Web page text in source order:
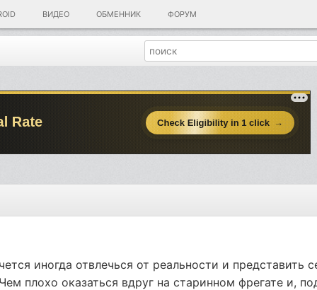
ВИДЕО ОБМЕННИК ФОРУМ
иногда отвлечься от реальности и представить
плохо оказаться вдруг на старинном фрегате и,